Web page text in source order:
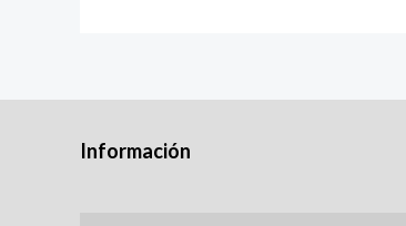
Información